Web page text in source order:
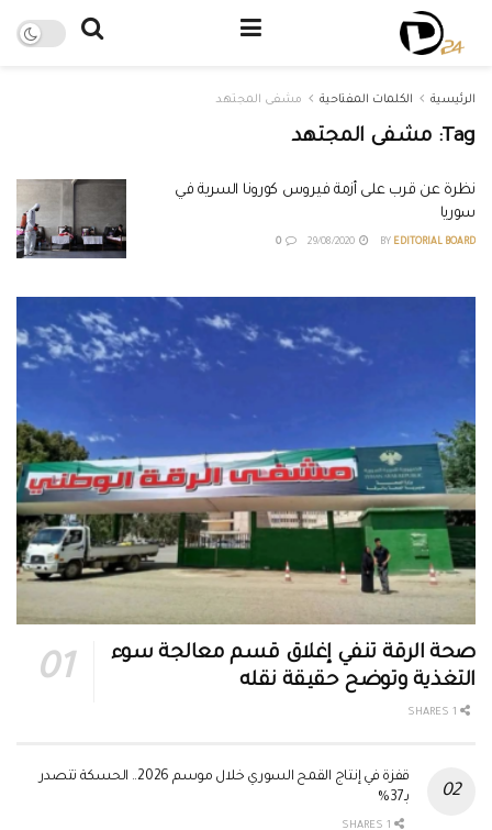
الرئيسية الكلمات المفتاحية مشفى المجتهد
Tag: مشفى المجتهد
نظرة عن قرب على أزمة فيروس كورونا السرية في
سوريا
BY EDITORIAL BOARD
صحة الرقة تنفي إغلاق قسم معالجة سوء
التغذية وتوضح حقيقة نقله
قفزة في إنتاج القمح السوري خلال موسم 2026.. الحسكة تتصدر
بـ37%